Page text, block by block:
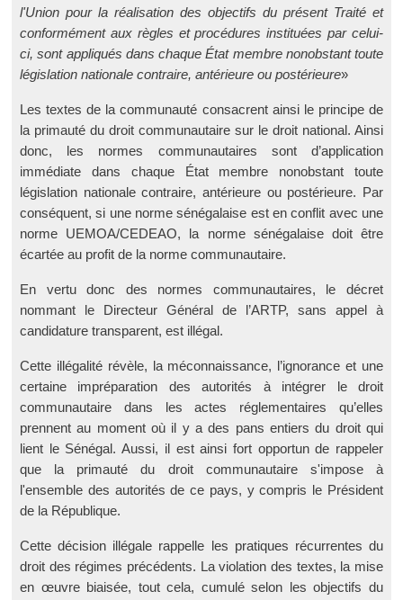
l'Union pour la réalisation des objectifs du présent Traité et
conformément aux règles et procédures instituées par celui-
ci, sont appliqués dans chaque État membre nonobstant toute
législation nationale contraire, antérieure ou postérieure­»
Les textes de la communauté consacrent ainsi le principe de
la primauté du droit communautaire sur le droit national. Ainsi
donc, les normes communautaires sont d’application
immédiate dans chaque État membre nonobstant toute
législation nationale contraire, antérieure ou postérieure. Par
conséquent, si une norme sénégalaise est en conflit avec une
norme UEMOA/CEDEAO, la norme sénégalaise doit être
écartée au profit de la norme communautaire.
En vertu donc des normes communautaires, le décret
nommant le Directeur Général de l’ARTP, sans appel à
candidature transparent, est illégal.
Cette illégalité révèle, la méconnaissance, l’ignorance et une
certaine impréparation des autorités à intégrer le droit
communautaire dans les actes réglementaires qu’elles
prennent au moment où il y a des pans entiers du droit qui
lient le Sénégal. Aussi, il est ainsi fort opportun de rappeler
que la primauté du droit communautaire s'impose à
l'ensemble des autorités de ce pays, y compris le Président
de la République.
Cette décision illégale rappelle les pratiques récurrentes du
droit des régimes précédents. La violation des textes, la mise
en œuvre biaisée, tout cela, cumulé selon les objectifs du